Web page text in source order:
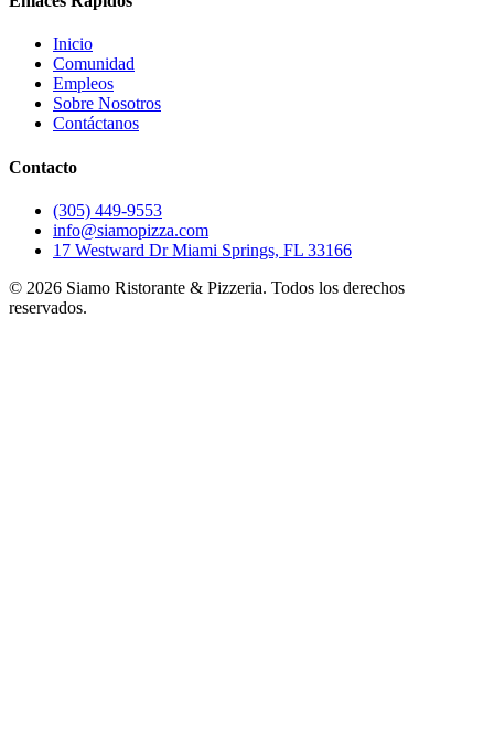
Inicio
Comunidad
Empleos
Sobre Nosotros
Contáctanos
Contacto
(305) 449-9553
info@siamopizza.com
17 Westward Dr Miami Springs, FL 33166
© 2026 Siamo Ristorante & Pizzeria. Todos los derechos
reservados.